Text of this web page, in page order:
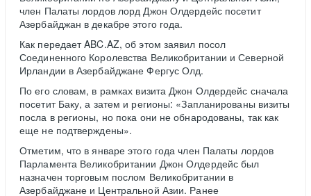
член Палаты лордов лорд Джон Олдердейс посетит
Азербайджан в декабре этого года.
Как передает ABC.AZ, об этом заявил посол
Соединенного Королевства Великобритании и Северной
Ирландии в Азербайджане Фергус Олд.
По его словам, в рамках визита Джон Олдердейс сначала
посетит Баку, а затем и регионы: «Запланированы визиты
посла в регионы, но пока они не обнародованы, так как
еще не подтверждены».
Отметим, что в январе этого года член Палаты лордов
Парламента Великобритании Джон Олдердейс был
назначен торговым послом Великобритании в
Азербайджане и Центральной Азии. Ранее